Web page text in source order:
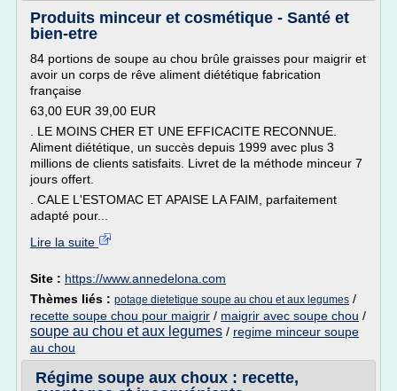
Produits minceur et cosmétique - Santé et
bien-etre
84 portions de soupe au chou brûle graisses pour maigrir et
avoir un corps de rêve aliment diététique fabrication
française
63,00 EUR 39,00 EUR
. LE MOINS CHER ET UNE EFFICACITE RECONNUE.
Aliment diététique, un succès depuis 1999 avec plus 3
millions de clients satisfaits. Livret de la méthode minceur 7
jours offert.
. CALE L'ESTOMAC ET APAISE LA FAIM, parfaitement
adapté pour...
Lire la suite
Site : https://www.annedelona.com
Thèmes liés : potage dietetique soupe au chou et aux legumes /
recette soupe chou pour maigrir / maigrir avec soupe chou /
soupe au chou et aux legumes / regime minceur soupe
au chou
Régime soupe aux choux : recette,